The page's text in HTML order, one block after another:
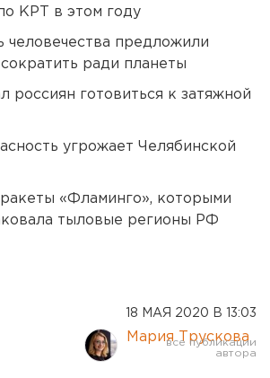
КРТ в этом году
человечества предложили
ради планеты
россиян готовиться к затяжной
угрожает Челябинской
«Фламинго», которыми
тыловые регионы РФ
18 МАЯ 2020 В 13:03
Мария Трускова